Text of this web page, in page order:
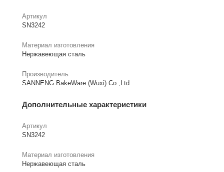
Артикул
SN3242
Материал изготовления
Нержавеющая сталь
Производитель
SANNENG BakeWare (Wuxi) Co.,Ltd
Дополнительные характеристики
Артикул
SN3242
Материал изготовления
Нержавеющая сталь